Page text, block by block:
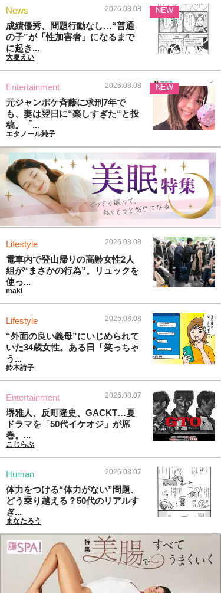
News 2026.08.08
成績優秀、問題行動なし…“普通
の子”が「性加害者」になるまで
に起き...
大夏えい
NEW
Entertainment 2026.08.08
元ジャンポケ斉藤に求刑7年で
も、妻は翌日に“楽しすぎた“と投
稿。「...
エタノール純子
NEW
Lifestyle 2026.08.08
電車内で登山帰りの高齢女性2人
組が“まさかの行為”。リュックを
使っ...
maki
Lifestyle 2026.08.08
“外面の良い義母”にいじめられて
いた34歳女性。ある日「笑っちゃ
う...
鈴木詩子
Entertainment 2026.08.07
堺雅人、反町隆史、GACKT…夏
ドラマを「50代イケオジ」が席
巻。...
こじらぶ
Human 2026.08.07
体力をつける“体力がない”問題、
どう乗り越える？50代のリアルす
ぎ...
まなたろう